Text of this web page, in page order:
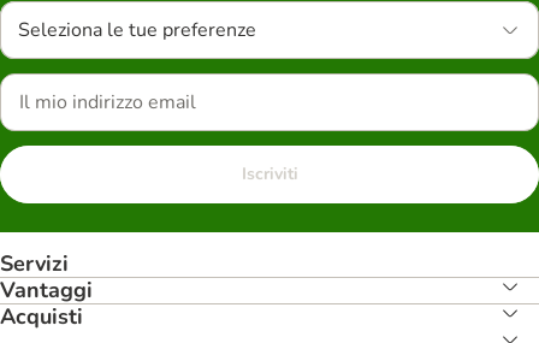
Seleziona le tue preferenze
Iscriviti
Servizi
Vantaggi
Acquisti